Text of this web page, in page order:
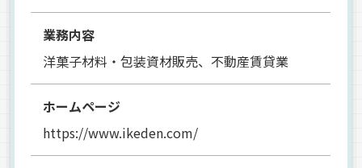
業務内容
洋菓子材料・包装資材販売、不動産賃貸業
ホームページ
https://www.ikeden.com/